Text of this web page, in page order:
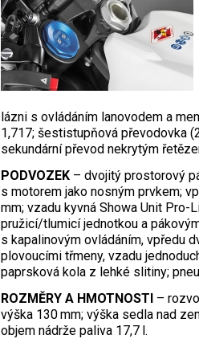
lázni s ovládáním lanovodem a
1,717; šestistupňová převodovka
sekundární převod nekrytým
PODVOZEK– dvojitý prostorový
s motorem jako nosným prvkem;
mm; vzadu kyvná Showa Unit
pružicí/tlumicí jednotkou a
s kapalinovým ovládáním, vpředu
plovoucími třmeny, vzadu
paprsková kola z lehké slitiny;
ROZMĚRY A HMOTNOSTI–
výška 130 mm; výška sedla nad
objem nádrže paliva 17,7 l.